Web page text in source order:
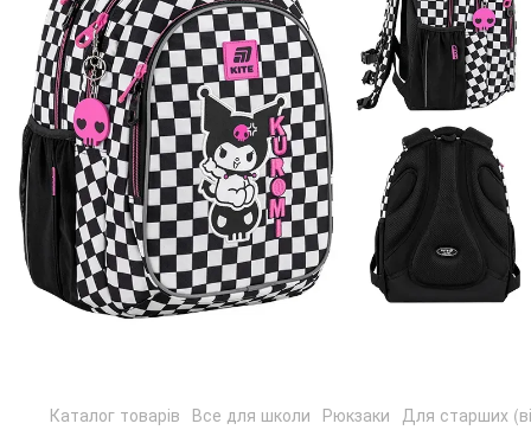
Каталог товарів Все для школи Рюкзаки Для старших